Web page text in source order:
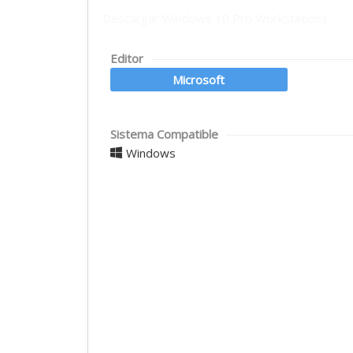
Editor
Microsoft
Sistema Compatible
Windows